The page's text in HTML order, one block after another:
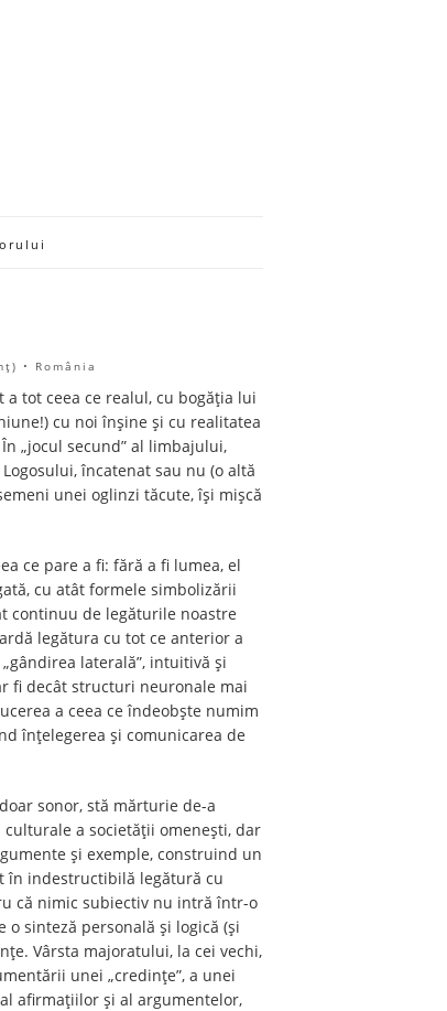
• România
tot ceea ce realul, cu bogăția lui
cu noi înșine și cu realitatea
„jocul secund” al limbajului,
încatenat sau nu (o altă
unei oglinzi tăcute, își mișcă
ce pare a fi: fără a fi lumea, el
cu atât formele simbolizării
continuu de legăturile noastre
legătura cu tot ce anterior a
laterală”, intuitivă și
fi decât structuri neuronale mai
a ceea ce îndeobște numim
înțelegerea și comunicarea de
sonor, stă mărturie de-a
a societății omenești, dar
și exemple, construind un
în indestructibilă legătură cu
că nimic subiectiv nu intră într-o
sinteză personală și logică (și
Vârsta majoratului, la cei vechi,
unei „credințe”, a unei
afirmațiilor și al argumentelor,